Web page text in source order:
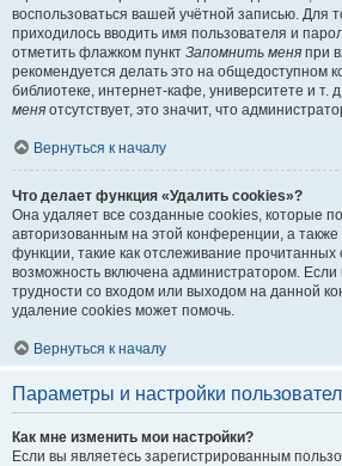
воспользоваться вашей учётной записью. Для
приходилось вводить имя пользователя и
отметить флажком пункт Запомнить меня при
рекомендуется делать это на общедоступном
библиотеке, интернет-кафе, университете и т.
меня отсутствует, это значит, что
Вернуться к началу
Что делает функция «Удалить cookies»?
Она удаляет все созданные cookies, которые
авторизованным на этой конференции, а
функции, такие как отслеживание
возможность включена администратором.
трудности со входом или выходом на данной
удаление cookies может помочь.
Вернуться к началу
Параметры и настройки
Как мне изменить мои настройки?
Если вы являетесь зарегистрированным